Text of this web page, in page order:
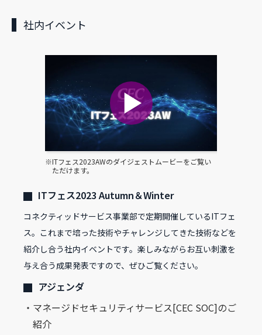
社内イベント
※ITフェス2023AWのダイジェストムービーをご覧い
ただけます。
ITフェス2023 Autumn＆Winter
コネクティッドサービス事業部で定期開催しているITフェ
ス。これまで培った技術やチャレンジしてきた技術などを
紹介し合う社内イベントです。楽しみながらお互い刺激を
与え合う成果発表ですので、ぜひご覧ください。
アジェンダ
・マネージドセキュリティサービス[CEC SOC]のご
紹介